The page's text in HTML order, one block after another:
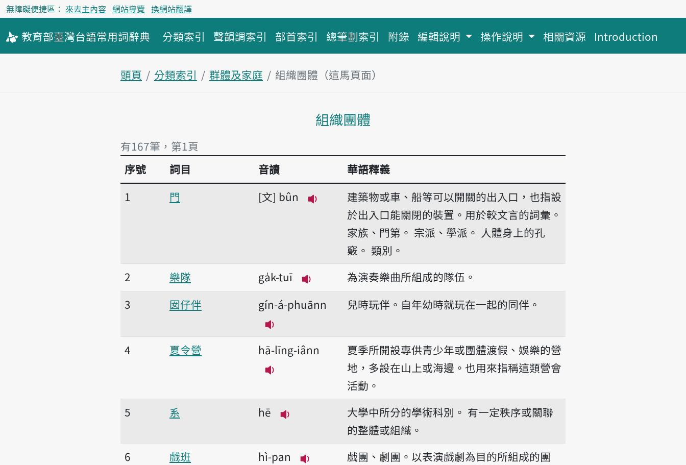
無障礙便捷區： 來去主內容 網站導覽 換網站翻譯
教育部臺灣台語常用詞辭典 分類索引 聲韻調索引 部首索引 總筆劃索引 附錄 編輯說明 操作說明 相關資源 Introduction
頭頁 分類索引 群體及家庭
組織團體（這馬頁面）
組織團體
有167筆，第1頁
有167筆，第1頁
序號 詞目 音讀
華語釋義
1
門 文 bûn
播放音讀bûn
建築物或車、船等可以開關的出入口，也指設
於出入口能關閉的裝置。用於較文言的詞彙。
家族、門第。 宗派、學派。 人體身上的孔
竅。 類別。
2
樂隊
ga̍k-tuī
播放音讀ga̍k-tuī
為演奏樂曲所組成的隊伍。
3
囡仔伴 gín-á-phuānn
播放音讀gín-á-phuānn
兒時玩伴。自年幼時就玩在一起的同伴。
4 夏令營 hā-līng-iânn
播放音讀hā-līng-iânn
夏季所開設專供青少年或團體渡假、娛樂的營
地，多設在山上或海邊。也用來指稱這類營會
活動。
5
系
hē
大學中所分的學術科別。 有一定秩序或關聯
的整體或組織。
6
戲班
hì-pan
戲團、劇團。以表演戲劇為目的所組成的團